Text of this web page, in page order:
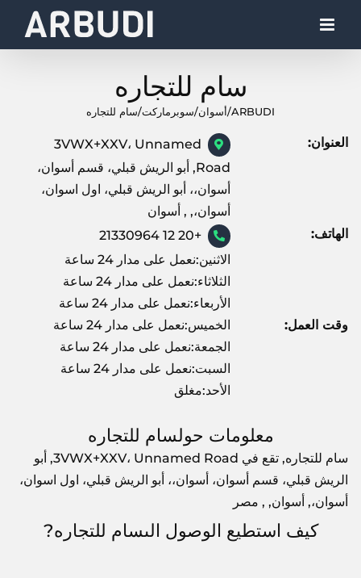
سام للتجاره
ARBUDI
/أسوان/سوبرماركت/سام للتجاره
العنوان:
3VWX+XXV، Unnamed
Road, أبو الريش قبلي، قسم أسوان،
أسوان،، أبو الريش قبلي، اول اسوان،
أسوان،, , أسوان
الهاتف:
+20 12 21330964
وقت العمل:
الاثنين:نعمل على مدار 24 ساعة
الثلاثاء:نعمل على مدار 24 ساعة
الأربعاء:نعمل على مدار 24 ساعة
الخميس:نعمل على مدار 24 ساعة
الجمعة:نعمل على مدار 24 ساعة
السبت:نعمل على مدار 24 ساعة
الأحد:مغلق
معلومات حولسام للتجاره
سام للتجاره, تقع في 3VWX+XXV، Unnamed Road, أبو
الريش قبلي، قسم أسوان، أسوان،، أبو الريش قبلي، اول اسوان،
أسوان،, أسوان, , مصر
كيف استطيع الوصول الىسام للتجاره?